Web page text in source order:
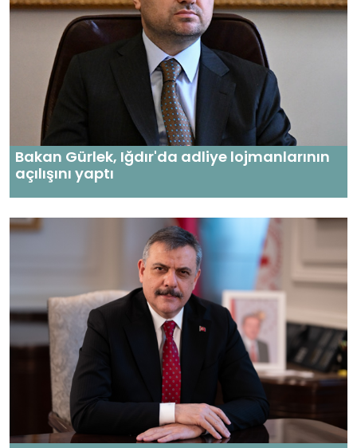
Bakan Gürlek, Iğdır'da adliye lojmanlarının
açılışını yaptı